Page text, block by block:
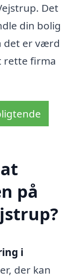
Det
din bolig
det er værd
rette firma
på
i
der kan